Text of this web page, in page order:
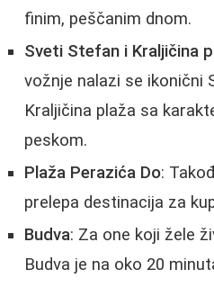
finim, peščanim dnom.
Sveti Stefan i Kraljičina
vožnje nalazi se ikonični
Kraljičina plaža sa
peskom.
Plaža Perazića Do:
prelepa destinacija za
Budva: Za one koji žele
Budva je na oko 20